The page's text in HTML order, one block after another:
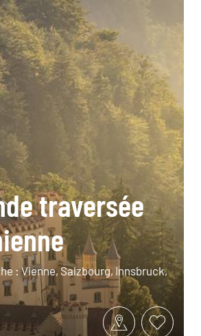
traversée
: Vienne, Salzbourg, Innsbruck,